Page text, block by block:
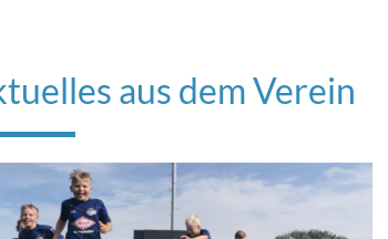
aus dem Verein